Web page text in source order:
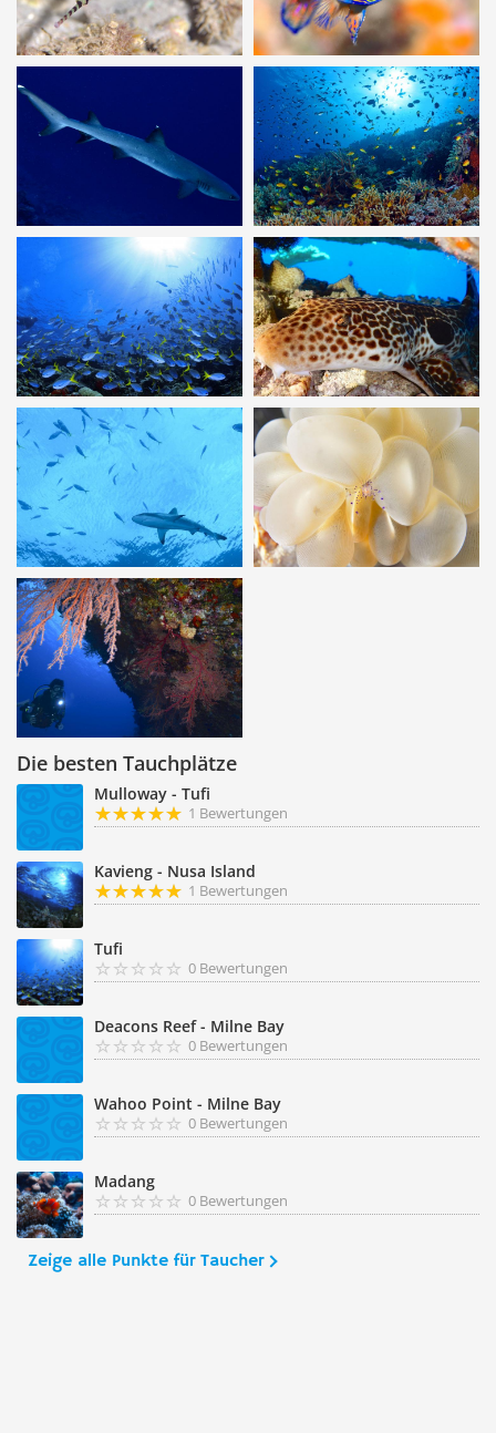
Die besten Tauchplätze
Mulloway - Tufi
1 Bewertungen
Kavieng - Nusa Island
1 Bewertungen
Tufi
0 Bewertungen
Deacons Reef - Milne Bay
0 Bewertungen
Wahoo Point - Milne Bay
0 Bewertungen
Madang
0 Bewertungen
Zeige alle Punkte für Taucher